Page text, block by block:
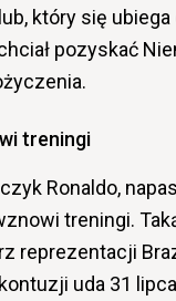
który się ubiega
pozyskać
treningi
Ronaldo,
treningi.
reprezentacji
uda 31